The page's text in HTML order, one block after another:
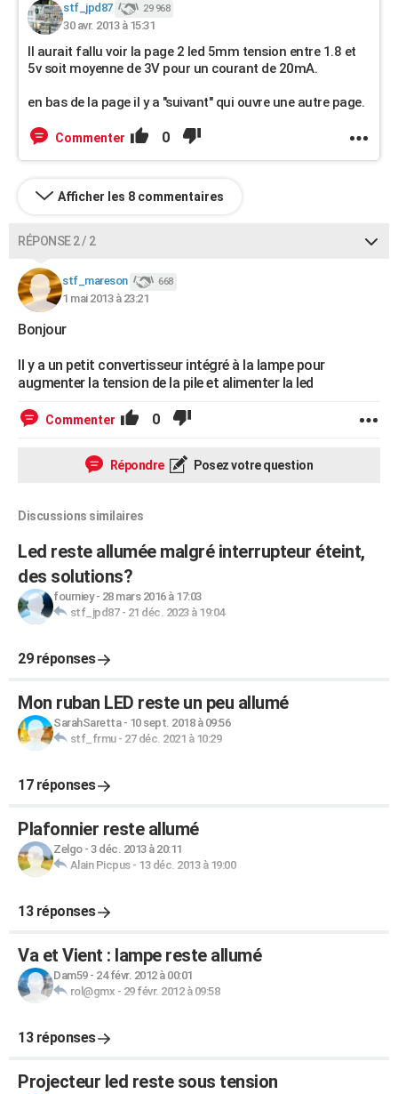
stf_jpd87 29 968
30 avr. 2013 à 15:31
Il aurait fallu voir la page 2 led 5mm tension entre 1.8 et
5v soit moyenne de 3V pour un courant de 20mA.
en bas de la page il y a "suivant" qui ouvre une autre page.
Commenter 0
Afficher les 8 commentaires
RÉPONSE 2 / 2
stf_mareson 668
1 mai 2013 à 23:21
Bonjour
Il y a un petit convertisseur intégré à la lampe pour
augmenter la tension de la pile et alimenter la led
Commenter 0
Répondre Posez votre question
Discussions similaires
Led reste allumée malgré interrupteur éteint,
des solutions?
fourniey- 28 mars 2016 à 17:03
stf_jpd87- 21 déc. 2023 à 19:04
29 réponses
Mon ruban LED reste un peu allumé
SarahSaretta- 10 sept. 2018 à 09:56
stf_frmu- 27 déc. 2021 à 10:29
17 réponses
Plafonnier reste allumé
Zelgo- 3 déc. 2013 à 20:11
Alain Picpus- 13 déc. 2013 à 19:00
13 réponses
Va et Vient : lampe reste allumé
Dam59- 24 févr. 2012 à 00:01
rol@gmx - 29 févr. 2012 à 09:58
13 réponses
Projecteur led reste sous tension